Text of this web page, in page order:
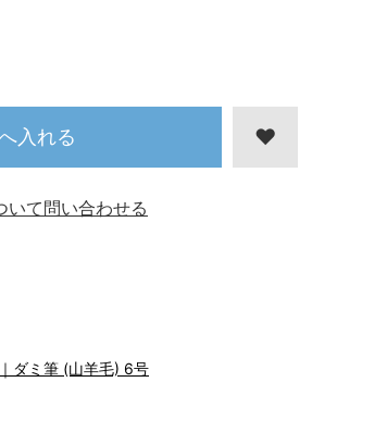
入れる
ダミ筆 (山羊毛) 6号
いて問い合わせる